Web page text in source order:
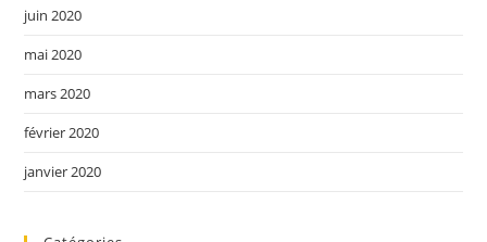
juin 2020
mai 2020
mars 2020
février 2020
janvier 2020